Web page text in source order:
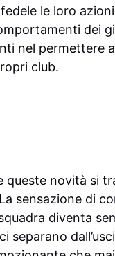
le loro
dei
nel permettere
club.
queste novità si
sensazione di
diventa